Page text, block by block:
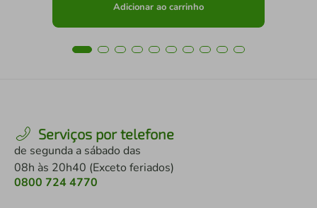
Adicionar ao carrinho
Serviços por telefone
de segunda a sábado das
08h às 20h40 (Exceto feriados)
0800 724 4770